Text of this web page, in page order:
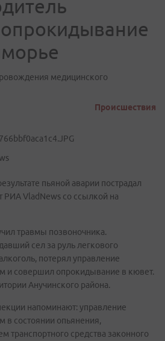
медицинского
Происшествия
пьяной аварии пострадал
РИА VladNews со ссылкой на
травмы позвоночника.
сел за руль легкового
потерял управление
и совершил опрокидывание в кювет.
Анучинского района.
напоминают: управление
в состоянии опьянения,
транспортного средства законного